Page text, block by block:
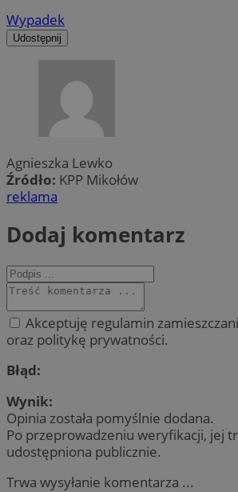
Wypadek
Udostępnij
Agnieszka Lewko
Źródło: KPP Mikołów
reklama
Dodaj komentarz
Akceptuję regulamin
oraz politykę prywatności.
Błąd:
Wynik:
Opinia została pomyślnie dodana.
Po przeprowadzeniu weryfikacji, jej
udostępniona publicznie.
Trwa wysyłanie komentarza ...